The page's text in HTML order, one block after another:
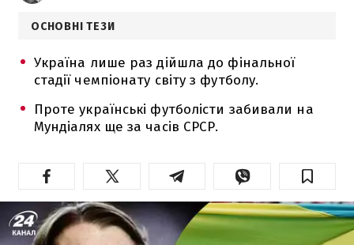
ОСНОВНІ ТЕЗИ
Україна лише раз дійшла до фінальної
стадії чемпіонату світу з футболу.
Проте українські футболісти забивали на
Мундіалях ще за часів СРСР.